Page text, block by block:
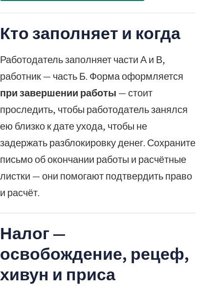
Кто заполняет и когда
Работодатель заполняет части А и В,
работник — часть Б. Форма оформляется
при завершении работы — стоит
проследить, чтобы работодатель занялся
ею близко к дате ухода, чтобы не
задержать разблокировку денег. Сохраните
письмо об окончании работы и расчётные
листки — они помогают подтвердить право
и расчёт.
Налог —
освобождение, рецеф,
хивун и приса